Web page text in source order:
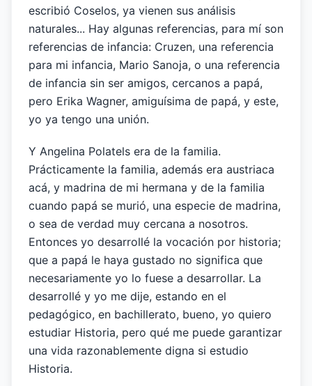
escribió Coselos, ya vienen sus análisis
naturales... Hay algunas referencias, para mí son
referencias de infancia: Cruzen, una referencia
para mi infancia, Mario Sanoja, o una referencia
de infancia sin ser amigos, cercanos a papá,
pero Erika Wagner, amiguísima de papá, y este,
yo ya tengo una unión.
Y Angelina Polatels era de la familia.
Prácticamente la familia, además era austriaca
acá, y madrina de mi hermana y de la familia
cuando papá se murió, una especie de madrina,
o sea de verdad muy cercana a nosotros.
Entonces yo desarrollé la vocación por historia;
que a papá le haya gustado no significa que
necesariamente yo lo fuese a desarrollar. La
desarrollé y yo me dije, estando en el
pedagógico, en bachillerato, bueno, yo quiero
estudiar Historia, pero qué me puede garantizar
una vida razonablemente digna si estudio
Historia.